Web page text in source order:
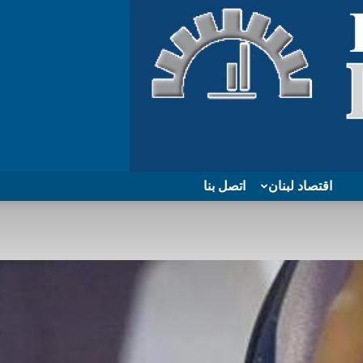
اتصل بنا اقتصاد لبنان